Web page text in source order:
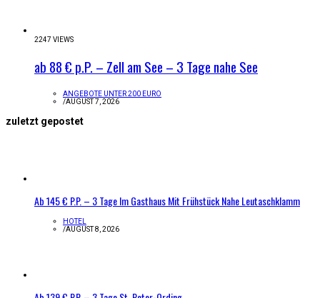
2247 VIEWS
ab 88 € p.P. – Zell am See – 3 Tage nahe See
ANGEBOTE UNTER 200 EURO
/AUGUST 7, 2026
zuletzt gepostet
Ab 145 € P.P. – 3 Tage Im Gasthaus Mit Frühstück Nahe Leutaschklamm
HOTEL
/AUGUST 8, 2026